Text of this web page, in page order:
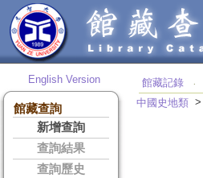
English Version
館藏查詢
新增查詢
查詢結果
查詢歷史
館藏記錄 ‧
中國史地類 >